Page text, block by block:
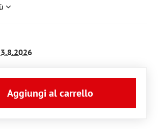
Aggiungi al carrello